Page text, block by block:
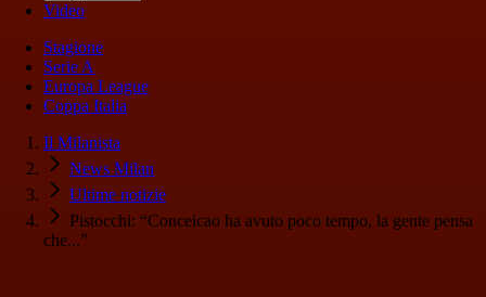
Video
Stagione
Serie A
Europa League
Coppa Italia
Il Milanista
News Milan
Ultime notizie
Pistocchi: “Conceicao ha avuto poco tempo, la gente pensa
che...”